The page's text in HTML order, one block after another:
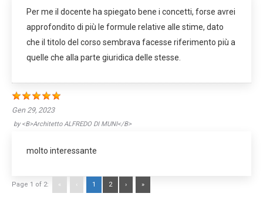
Per me il docente ha spiegato bene i concetti, forse avrei
approfondito di più le formule relative alle stime, dato
che il titolo del corso sembrava facesse riferimento più a
quelle che alla parte giuridica delle stesse.
Gen 29, 2023
by<b>Architetto ALFREDO DI MUNI</b>
molto interessante
Page 1 of 2: « ‹ 1 2 › »